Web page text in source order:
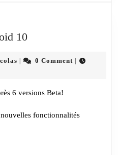
10CKB
–
10
Nicolas0 Comment
6 versions Beta!
fonctionnalités